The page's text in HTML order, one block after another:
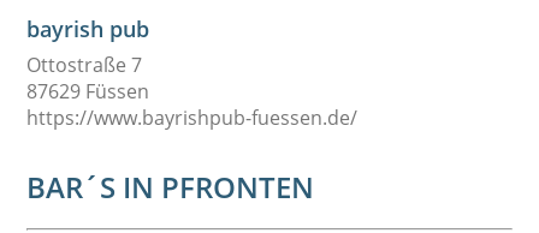
bayrish pub
Ottostraße 7
87629 Füssen
https://www.bayrishpub-fuessen.de/
BAR´S IN PFRONTEN